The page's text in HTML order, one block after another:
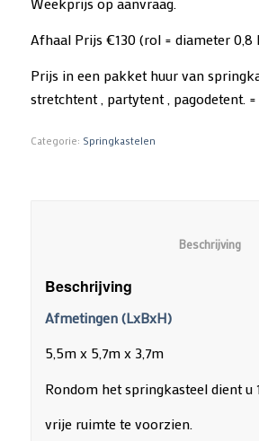
Afhaal Prijs €130 (rol = diameter 0,8
Prijs in een pakket huur van
stretchtent , partytent , pagodetent.
Categorie: Springkastelen
Beschrijving
Afmetingen (LxBxH)
5,5m x 5,7m x 3,7m
Rondom het springkasteel dient u
vrije ruimte te voorzien.